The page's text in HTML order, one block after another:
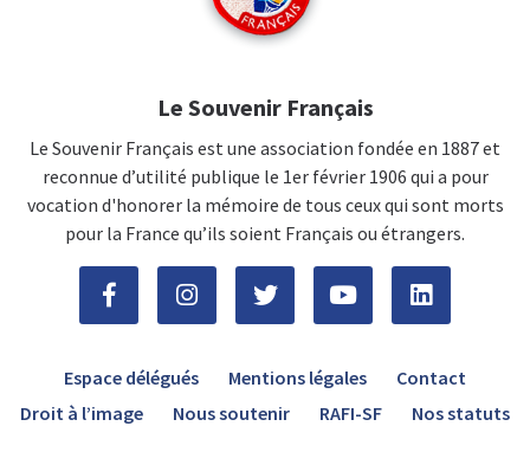
Le Souvenir Français
Le Souvenir Français est une association fondée en 1887 et
reconnue d’utilité publique le 1er février 1906 qui a pour
vocation d'honorer la mémoire de tous ceux qui sont morts
pour la France qu’ils soient Français ou étrangers.
Espace délégués Mentions légales
Contact
Droit à l’image
Nous soutenir RAFI-SF Nos statuts